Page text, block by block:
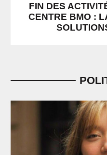
FIN DES
CENTRE BMO :